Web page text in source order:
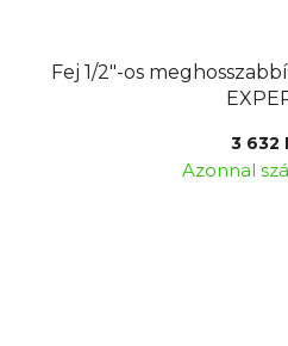
Fej 1/2"-os
3 632
Azonnal